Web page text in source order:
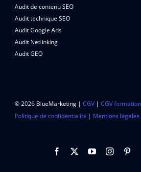
Audit de contenu SEO
Audit technique SEO
Audit Google Ads
Audit Netlinking
Audit GEO
© 2026 BlueMarketing | CGV| CGV
Politique de confidentialité | Mentions légales